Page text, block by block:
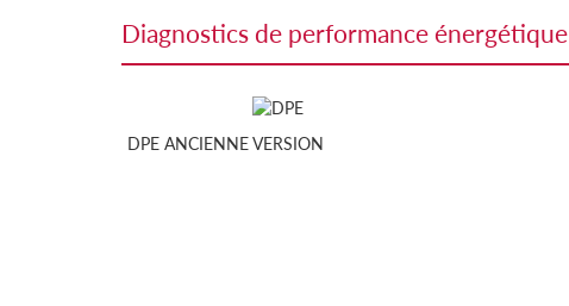
diagnostics de performance énergétique
DPE ANCIENNE VERSION